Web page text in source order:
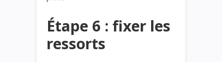
Étape 6 : fixer les
ressorts